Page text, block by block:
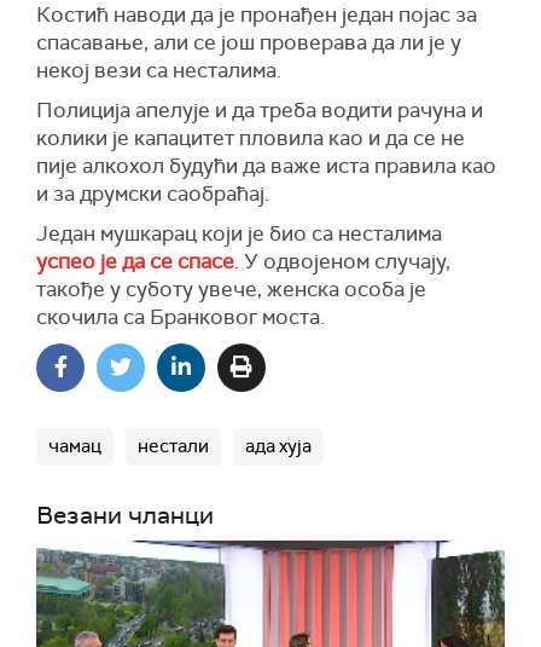
Костић наводи да је пронађен један појас за
спасавање, али се још проверава да ли је у
некој вези са несталима.
Полиција апелује и да треба водити рачуна и
колики је капацитет пловила као и да се не
пије алкохол будући да важе иста правила као
и за друмски саобраћај.
Једaн мушкарац који је био са несталима
успео је да се спасе. У одвојеном случају,
такође у суботу увече, женска особа је
скочила са Бранковог моста.
чамац нестали ада хуја
Везани чланци